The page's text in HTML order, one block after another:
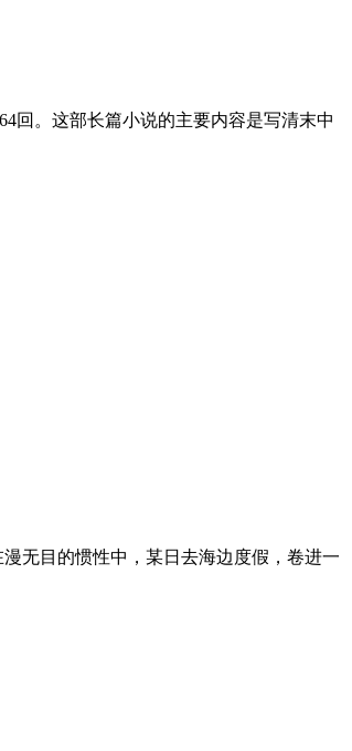
回。这部长篇小说的主要内容是写清末中
无目的惯性中，某日去海边度假，卷进一